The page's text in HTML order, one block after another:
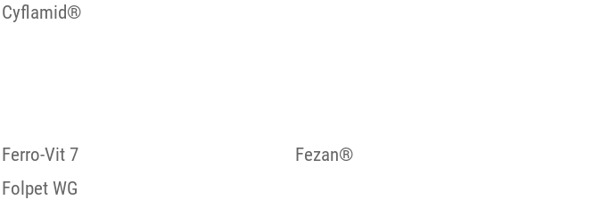
Cyflamid®
Ferro-Vit 7
Fezan®
Folpet WG